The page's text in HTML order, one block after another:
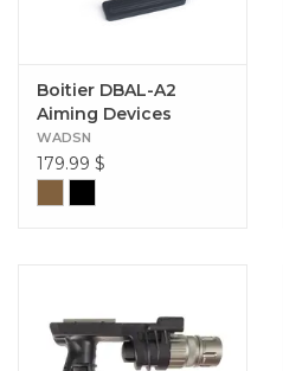
Boitier DBAL-A2
Aiming Devices
(Red&Green Laser)
WADSN
179.99 $